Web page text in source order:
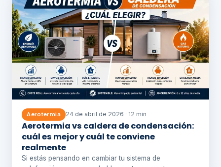
Aerotermia 24 de abril de 2026 · 12 min
Aerotermia vs caldera de condensación:
cuál es mejor y cuál te conviene
realmente
Si estás pensando en cambiar tu sistema de